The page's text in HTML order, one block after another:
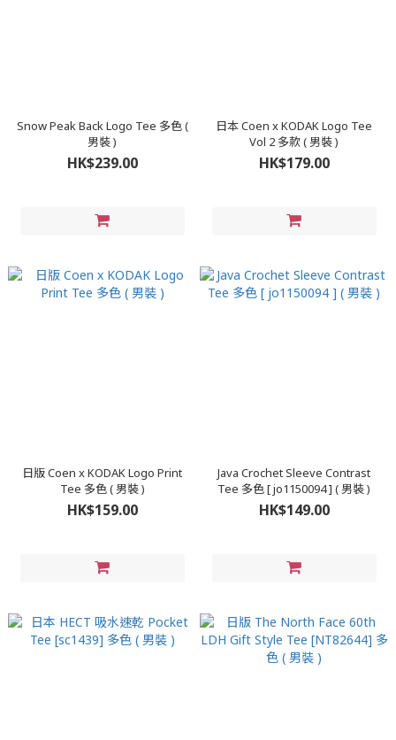
Snow Peak Back Logo Tee 多色 (
男裝 )
HK$239.00
日本 Coen x KODAK Logo Tee
Vol 2 多款 ( 男裝 )
HK$179.00
日版 Coen x KODAK Logo Print
Tee 多色 ( 男裝 )
HK$159.00
Java Crochet Sleeve Contrast
Tee 多色 [ jo1150094 ] ( 男裝 )
HK$149.00